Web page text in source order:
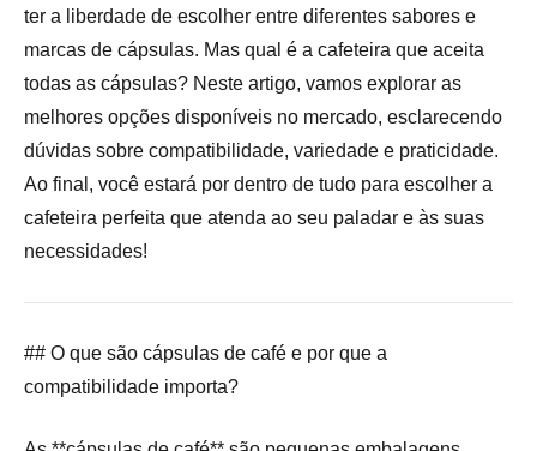
reviews
ter a liberdade de escolher entre diferentes sabores e
marcas de cápsulas. Mas qual é a cafeteira que aceita
todas as cápsulas? Neste artigo, vamos explorar as
melhores opções disponíveis no mercado, esclarecendo
dúvidas sobre compatibilidade, variedade e praticidade.
Ao final, você estará por dentro de tudo para escolher a
cafeteira perfeita que atenda ao seu paladar e às suas
necessidades!
## O que são cápsulas de café e por que a
compatibilidade importa?